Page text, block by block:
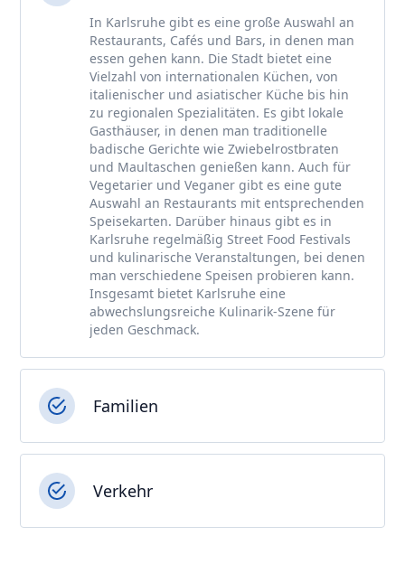
In Karlsruhe gibt es eine große Auswahl an
Restaurants, Cafés und Bars, in denen man
essen gehen kann. Die Stadt bietet eine
Vielzahl von internationalen Küchen, von
italienischer und asiatischer Küche bis hin
zu regionalen Spezialitäten. Es gibt lokale
Gasthäuser, in denen man traditionelle
badische Gerichte wie Zwiebelrostbraten
und Maultaschen genießen kann. Auch für
Vegetarier und Veganer gibt es eine gute
Auswahl an Restaurants mit entsprechenden
Speisekarten. Darüber hinaus gibt es in
Karlsruhe regelmäßig Street Food Festivals
und kulinarische Veranstaltungen, bei denen
man verschiedene Speisen probieren kann.
Insgesamt bietet Karlsruhe eine
abwechslungsreiche Kulinarik-Szene für
jeden Geschmack.
Familien
Verkehr